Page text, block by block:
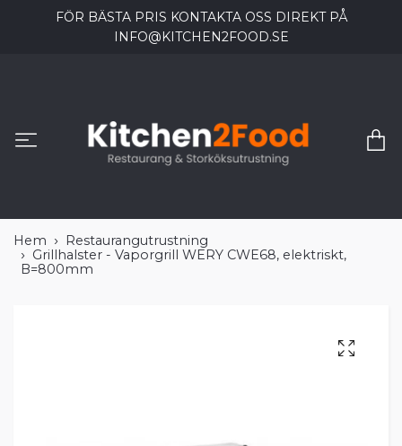
FÖR BÄSTA PRIS KONTAKTA OSS DIREKT PÅ
INFO@KITCHEN2FOOD.SE
Hem
Restaurangutrustning
Grillhalster - Vaporgrill WERY CWE68, elektriskt,
B=800mm